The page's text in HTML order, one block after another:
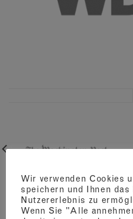
WAHINGTON POST
Wir verwenden Cookies
speichern und Ihnen das
Nutzererlebnis zu
Wenn Sie "Alle